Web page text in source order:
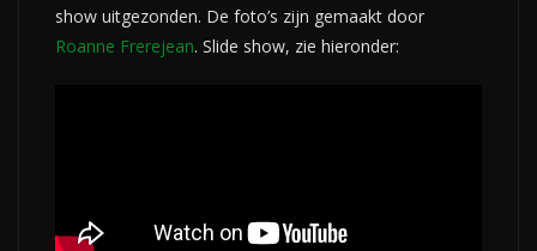
show uitgezonden. De foto’s zijn gemaakt door
Roanne Frerejean. Slide show, zie hieronder: